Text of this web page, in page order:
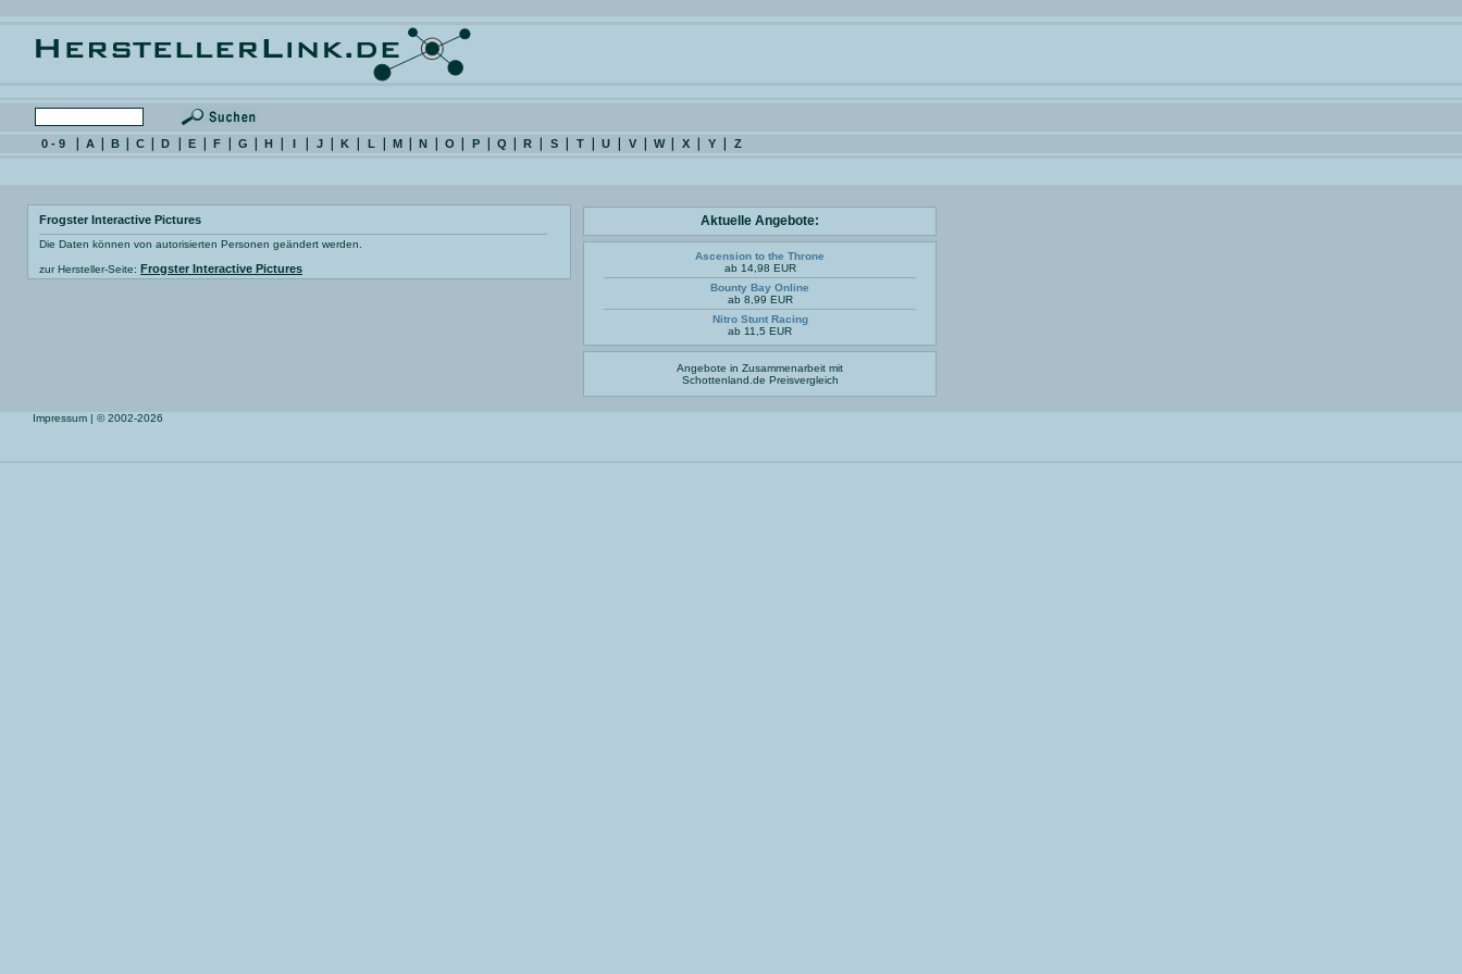
0 - 9 A B C D E F G H I J K L M N O P Q R S T U V W X Y Z
Frogster Interactive Pictures
Die Daten können von autorisierten Personen geändert werden.
zur Hersteller-Seite: Frogster Interactive Pictures
Aktuelle Angebote:
Ascension to the Throne
ab 14,98 EUR
Bounty Bay Online
ab 8,99 EUR
Nitro Stunt Racing
ab 11,5 EUR
Angebote in Zusammenarbeit mit
Schottenland.de Preisvergleich
Impressum | © 2002-2026